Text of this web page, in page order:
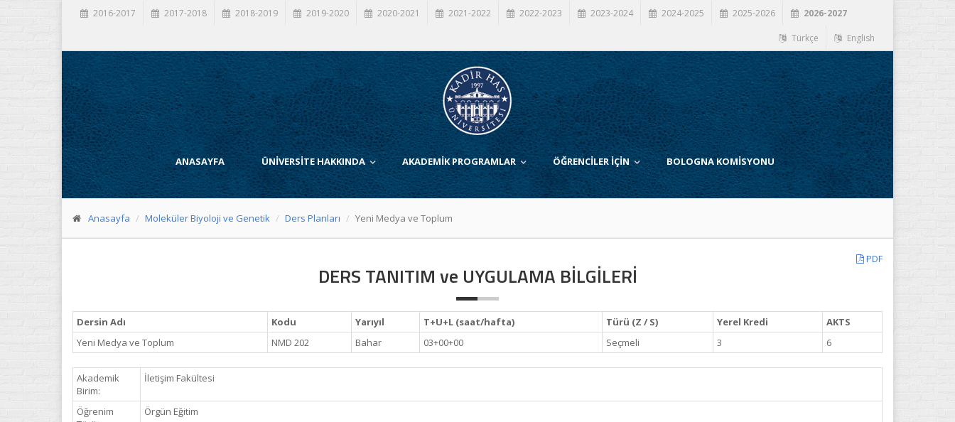
2016-2017 2017-2018 2018-2019 2019-2020 2020-2021 2021-2022 2022-2023 2023-2024 2024-2025 2025-2026 2026-2027
Türkçe English
ANASAYFA ÜNİVERSİTE HAKKINDA AKADEMİK PROGRAMLAR ÖĞRENCİLER İÇİN BOLOGNA KOMİSYONU
Anasayfa Moleküler Biyoloji ve Genetik Ders Planları Yeni Medya ve Toplum
PDF
DERS TANITIM ve UYGULAMA BİLGİLERİ
Dersin Adı Kodu Yarıyıl T+U+L (saat/hafta) Türü (Z / S) Yerel Kredi
AKTS
Yeni Medya ve Toplum
NMD 202 Bahar 03+00+00 Seçmeli 3 6
Akademik
Birim:
İletişim Fakültesi
Öğrenim
Örgün Eğitim